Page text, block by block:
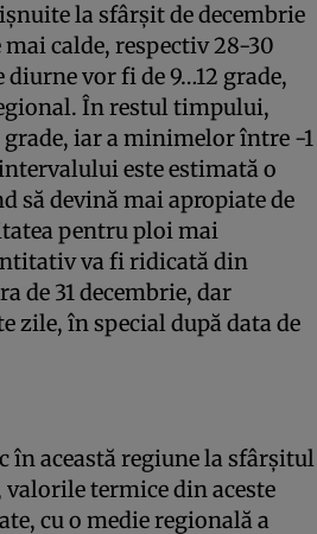
la sfârşit de decembrie
calde, respectiv 28-30
vor fi de 9…12 grade,
În restul timpului,
iar a minimelor între -1
este estimată o
să devină mai apropiate de
pentru ploi mai
va fi ridicată din
de 31 decembrie, dar
zile, în special după data de
această regiune la sfârşitul
termice din aceste
cu o medie regională a